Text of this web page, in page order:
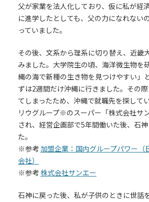
父が家業を法人化しており、仮に私が経
に進学したとしても、父の力になれない
っていました。
その後、文系から理系に切り替え、近畿
みました。大学院生の頃、海洋微生物を
縄の海で新種の生き物を見つけやすい」
ずは2週間だけ沖縄に行きました。その
てしまったため、沖縄で就職先を探して
リウグループ※のスーパー「株式会社サ
され、経営企画部で5年間働いた後、石
た。
※参考 加盟企業：国内グループパワー（
会社）
※参考株式会社サンエー
石神に戻った後、私が子供のときに世話